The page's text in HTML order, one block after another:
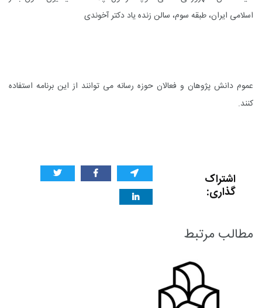
اسلامی ایران، طبقه سوم، سالن زنده یاد دکتر آخوندی
عموم دانش پژوهان و فعالان حوزه رسانه می توانند از این برنامه استفاده
کنند.
اشتراک
گذاری:
مطالب مرتبط